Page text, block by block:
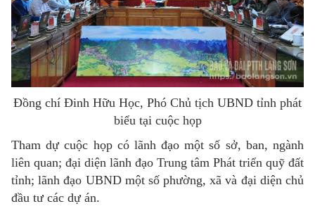
Đồng chí Đinh Hữu Học, Phó Chủ tịch UBND tỉnh phát
biểu tại cuộc họp
Tham dự cuộc họp có lãnh đạo một số sở, ban, ngành
liên quan; đại diện lãnh đạo Trung tâm Phát triển quỹ đất
tỉnh; lãnh đạo UBND một số phường, xã và đại diện chủ
đầu tư các dự án.